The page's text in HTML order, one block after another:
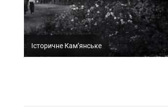
Історичне Кам’янське